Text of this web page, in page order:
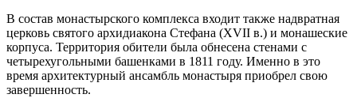
В состав монастырского комплекса входит также надвратная
церковь святого архидиакона Стефана (XVII в.) и монашеские
корпуса. Территория обители была обнесена стенами с
четырехугольными башенками в 1811 году. Именно в это
время архитектурный ансамбль монастыря приобрел свою
завершенность.